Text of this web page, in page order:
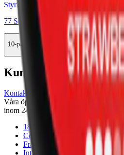
Styrka Stark · Slim
77 Strawberry 3
10-pack
329,90 kr
Köp
Kundservice
Kontakta oss
Våra öppettider är: Alla dagar 08:00 -
inom 24 timmar på vardagar.
18-årsgräns
Cookiepolicy
Frakt- och leveransvillkor
Integritetspolicy